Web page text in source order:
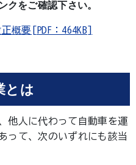
クをご確認下さい。
概要[PDF：464KB]
とは
他人に代わって自動車を運
って、次のいずれにも該当